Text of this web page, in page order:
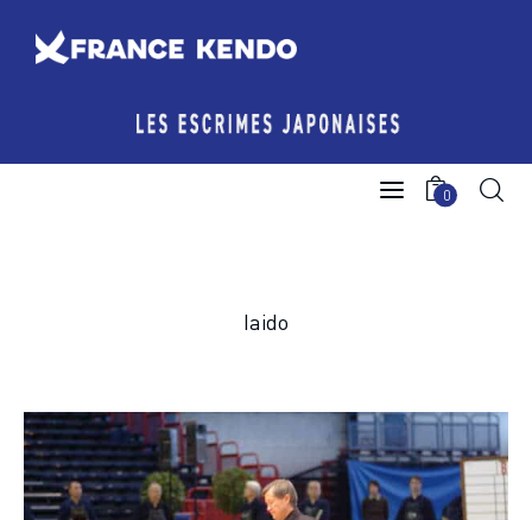
0
Les Escrimes Japonaises
Agenda licencié.e.s
Espace licencié-e-s
Iaido